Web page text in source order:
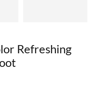
Refreshing